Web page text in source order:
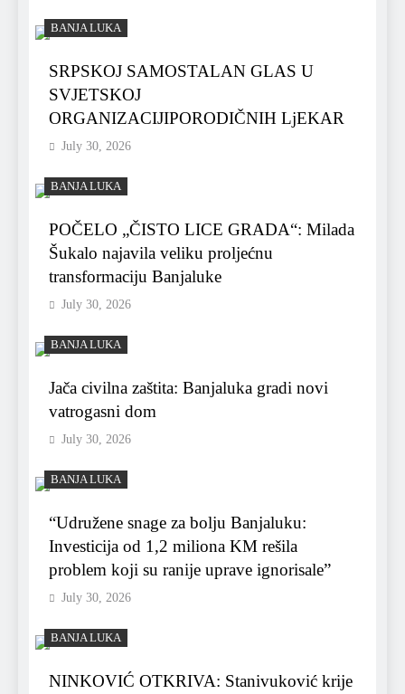
BANJA LUKA
SRPSKOJ SAMOSTALAN GLAS U
SVJETSKOJ
ORGANIZACIJIPORODIČNIH LjEKAR
July 30, 2026
BANJA LUKA
POČELO „ČISTO LICE GRADA“: Milada
Šukalo najavila veliku proljećnu
transformaciju Banjaluke
July 30, 2026
BANJA LUKA
Jača civilna zaštita: Banjaluka gradi novi
vatrogasni dom
July 30, 2026
BANJA LUKA
“Udružene snage za bolju Banjaluku:
Investicija od 1,2 miliona KM rešila
problem koji su ranije uprave ignorisale”
July 30, 2026
BANJA LUKA
NINKOVIĆ OTKRIVA: Stanivuković krije